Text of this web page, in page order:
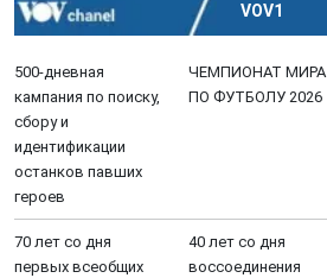
VOV1
500-дневная
кампания по поиску,
сбору и
идентификации
останков павших
героев
ЧЕМПИОНАТ МИРА
ПО ФУТБОЛУ 2026
70 лет со дня
первых всеобщих
40 лет со дня
воссоединения